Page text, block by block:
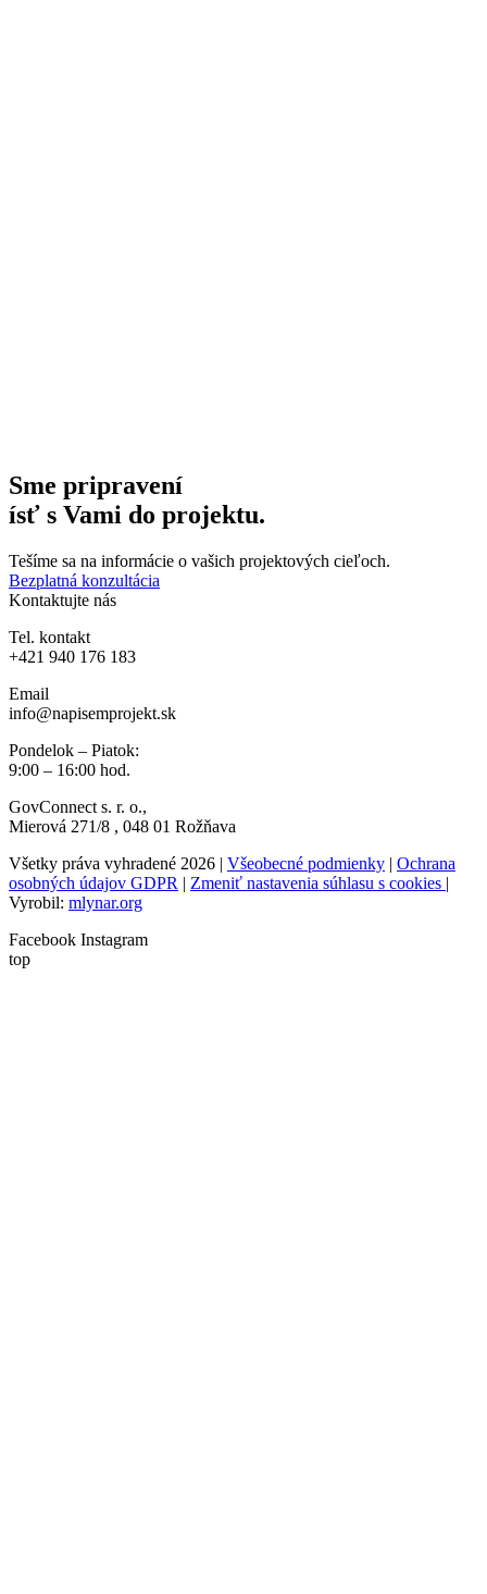
Sme pripravení
ísť s Vami do projektu.
Tešíme sa na informácie o vašich projektových cieľoch.
Bezplatná konzultácia
Kontaktujte nás
Tel. kontakt
+421 940 176 183
Email
info@napisemprojekt.sk
Pondelok – Piatok:
9:00 – 16:00 hod.
GovConnect s. r. o.,
Mierová 271/8 , 048 01 Rožňava
Všetky práva vyhradené 2026 | Všeobecné podmienky | Ochrana
osobných údajov GDPR | Zmeniť nastavenia súhlasu s cookies |
Vyrobil: mlynar.org
Facebook Instagram
top